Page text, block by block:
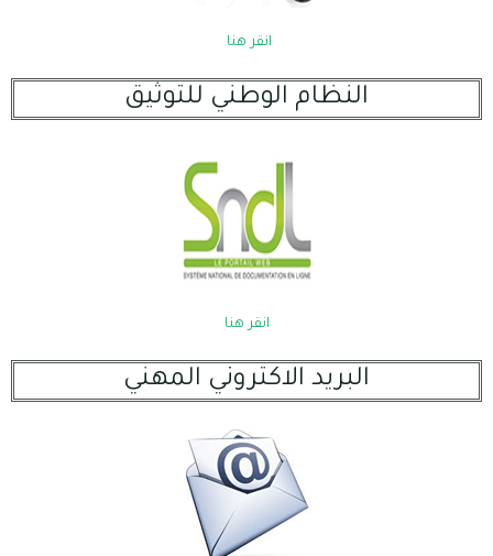
انقر هنا
النظام الوطني للتوثيق
انقر هنا
البريد الاكتروني المهني